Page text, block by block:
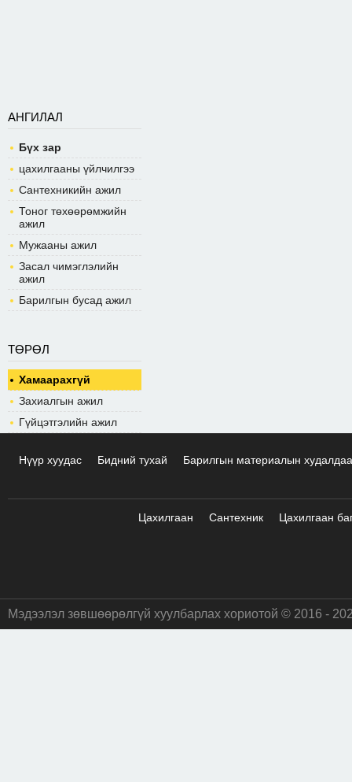
АНГИЛАЛ
Бүх зар
цахилгааны үйлчилгээ
Сантехникийн ажил
Тоног төхөөрөмжийн
ажил
Мужааны ажил
Засал чимэглэлийн
ажил
Барилгын бусад ажил
ТӨРӨЛ
Хамаарахгүй
Захиалгын ажил
Гүйцэтгэлийн ажил
Нүүр хуудас Бидний тухай Барилгын материалын
Цахилгаан Сантехник Цахилгаан
Мэдээлэл зөвшөөрөлгүй хуулбарлах хориотой © 2016 -